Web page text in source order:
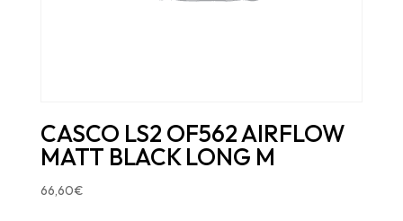
CASCO LS2 OF562 AIRFLOW
MATT BLACK LONG M
66,60€